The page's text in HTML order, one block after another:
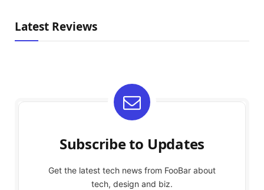
Latest Reviews
Subscribe to Updates
Get the latest tech news from FooBar about
tech, design and biz.